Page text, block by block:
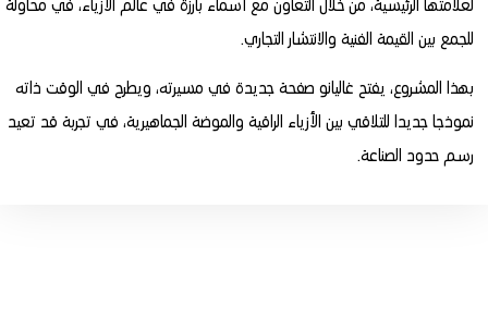
لعلامتها الرئيسية، من خلال التعاون مع أسماء بارزة في عالم الأزياء، في محاولة
للجمع بين القيمة الفنية والانتشار التجاري.
بهذا المشروع، يفتح غاليانو صفحة جديدة في مسيرته، ويطرح في الوقت ذاته
نموذجا جديدا للتلاقي بين الأزياء الراقية والموضة الجماهيرية، في تجربة قد تعيد
رسم حدود الصناعة.